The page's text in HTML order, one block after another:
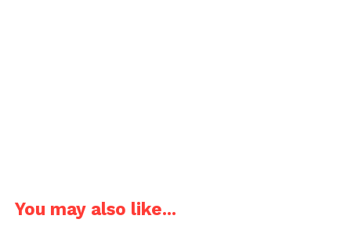
You may also like...